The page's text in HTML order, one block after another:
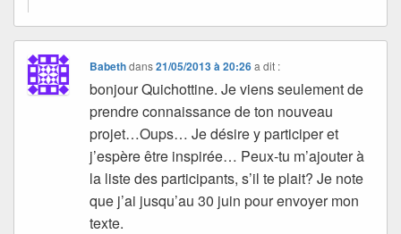
Babethdans21/05/2013 à 20:26 a dit :
bonjour Quichottine. Je viens seulement de
prendre connaissance de ton nouveau
projet…Oups… Je désire y participer et
j’espère être inspirée… Peux-tu m’ajouter à
la liste des participants, s’il te plait? Je note
que j’ai jusqu’au 30 juin pour envoyer mon
texte.